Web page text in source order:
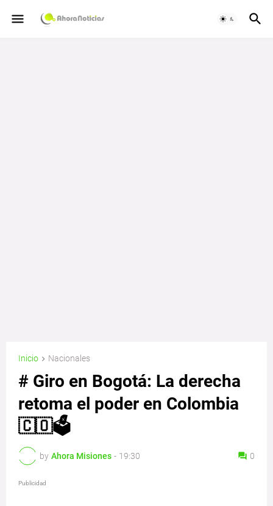
Inicio Nacionales
# Giro en Bogotá: La derecha
retoma el poder en Colombia
🇨🇴🗳️
by Ahora Misiones - 19:30 0
Publicidad